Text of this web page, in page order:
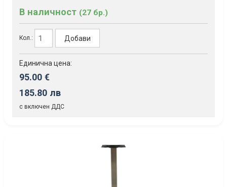
В наличност (27 бр.)
Кол.: Добави
Единична цена:
95.00 €
185.80 лв
с включен ДДС